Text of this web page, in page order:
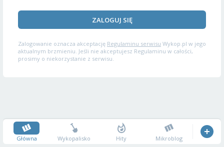
ZALOGUJ SIĘ
Zalogowanie oznacza akceptację Regulaminu serwisu Wykop.pl w jego
aktualnym brzmieniu. Jeśli nie akceptujesz Regulaminu w całości,
prosimy o niekorzystanie z serwisu.
Główna Wykopalisko Hity Mikroblog